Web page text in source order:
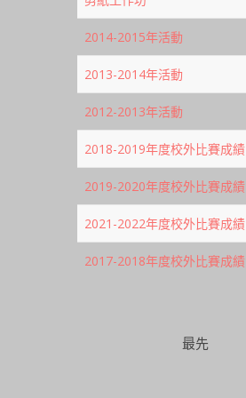
2014-2015年活動
2013-2014年活動
2012-2013年活動
2018-2019年度校外比賽成績
2019-2020年度校外比賽成績
2021-2022年度校外比賽成績
2017-2018年度校外比賽成績
最先